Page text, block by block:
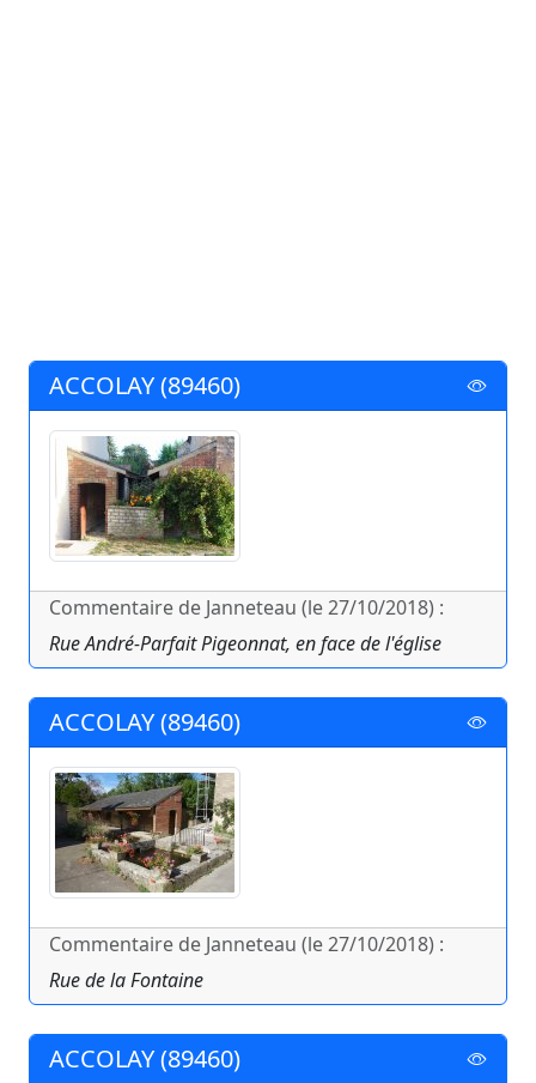
ACCOLAY (89460)
Commentaire de Janneteau (le 27/10/2018) :
Rue André-Parfait Pigeonnat, en face de l'église
ACCOLAY (89460)
Commentaire de Janneteau (le 27/10/2018) :
Rue de la Fontaine
ACCOLAY (89460)